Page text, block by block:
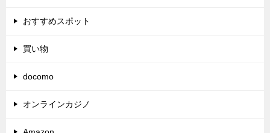
おすすめスポット
買い物
docomo
オンラインカジノ